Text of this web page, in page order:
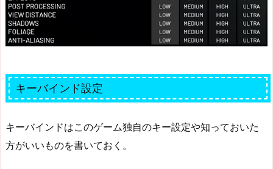
キーバインド設定
キーバインドはこのゲーム独自のキー設定や知っておいた
方がいいものを書いておく。